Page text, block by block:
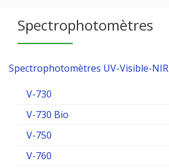
Spectrophotomètres
Spectrophotomètres UV-Visible-NIR
V-730
V-730 Bio
V-750
V-760